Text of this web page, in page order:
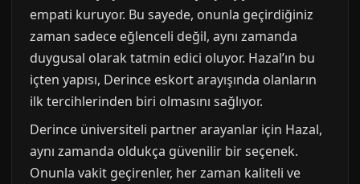
empati kuruyor. Bu sayede, onunla geçirdiğiniz
zaman sadece eğlenceli değil, aynı zamanda
duygusal olarak tatmin edici oluyor. Hazal’ın bu
içten yapısı, Derince eskort arayışında olanların
ilk tercihlerinden biri olmasını sağlıyor.
Derince üniversiteli partner arayanlar için Hazal,
aynı zamanda oldukça güvenilir bir seçenek.
Onunla vakit geçirenler, her zaman kaliteli ve